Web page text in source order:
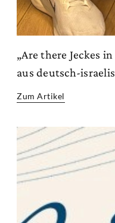
„Are there Jeckes
aus deutsch-
Zum Artikel